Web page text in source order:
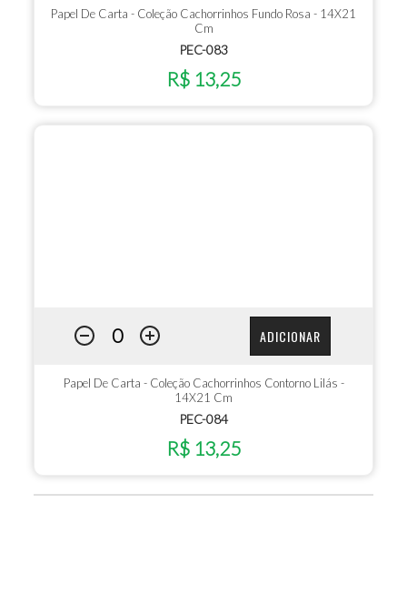
Papel De Carta - Coleção Cachorrinhos Fundo Rosa - 14X21
Cm
PEC-083
R$ 13,25
ADICIONAR
Papel De Carta - Coleção Cachorrinhos Contorno Lilás -
14X21 Cm
PEC-084
R$ 13,25